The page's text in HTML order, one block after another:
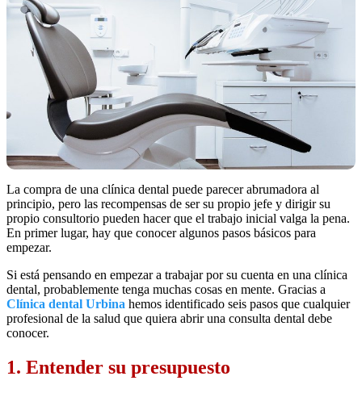
La compra de una clínica dental puede parecer abrumadora al
principio, pero las recompensas de ser su propio jefe y dirigir su
propio consultorio pueden hacer que el trabajo inicial valga la pena.
En primer lugar, hay que conocer algunos pasos básicos para
empezar.
Si está pensando en empezar a trabajar por su cuenta en una clínica
dental, probablemente tenga muchas cosas en mente. Gracias a
Clínica dental Urbina hemos identificado seis pasos que cualquier
profesional de la salud que quiera abrir una consulta dental debe
conocer.
1. Entender su presupuesto